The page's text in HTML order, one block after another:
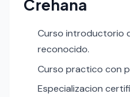
Crehana
Curso introductorio
reconocido.
Curso practico con
Especializacion